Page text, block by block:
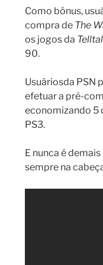
Como bônus,
compra de The
os jogos da
90.
Usuáriosda PSN
efetuar a pré-
economizando 5
PS3.
E nunca é
sempre na